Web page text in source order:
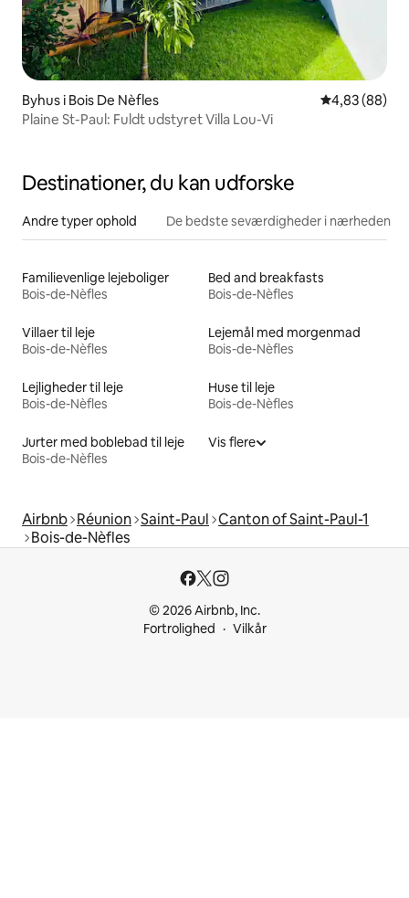
Byhus i Bois De Nèfles 4,83 ud af 5 i
4,83 (88)
Plaine St-Paul: Fuldt udstyret Villa Lou-Vi
Destinationer, du kan udforske
Andre typer ophold De bedste seværdigheder i nærheden
Familievenlige lejeboliger
Bois-de-Nèfles
Bed and breakfasts
Bois-de-Nèfles
Villaer til leje
Bois-de-Nèfles
Lejemål med morgenmad
Bois-de-Nèfles
Lejligheder til leje
Bois-de-Nèfles
Huse til leje
Bois-de-Nèfles
Jurter med boblebad til leje
Bois-de-Nèfles
Vis flere
Airbnb Réunion Saint-Paul Canton of Saint-Paul-1
Bois-de-Nèfles
© 2026 Airbnb, Inc.
Fortrolighed
Vilkår